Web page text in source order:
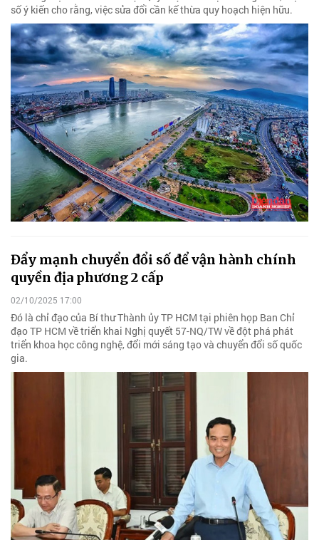
số ý kiến cho rằng, việc sửa đổi cần kế thừa quy hoạch hiện hữu.
Đẩy mạnh chuyển đổi số để vận hành chính
quyền địa phương 2 cấp
02/10/2025 17:00
Đó là chỉ đạo của Bí thư Thành ủy TP HCM tại phiên họp Ban Chỉ
đạo TP HCM về triển khai Nghị quyết 57-NQ/TW về đột phá phát
triển khoa học công nghệ, đổi mới sáng tạo và chuyển đổi số quốc
gia.